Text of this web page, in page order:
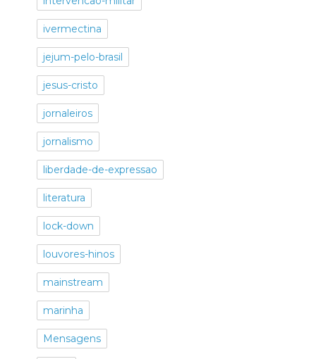
ivermectina
jejum-pelo-brasil
jesus-cristo
jornaleiros
jornalismo
liberdade-de-expressao
literatura
lock-down
louvores-hinos
mainstream
marinha
Mensagens